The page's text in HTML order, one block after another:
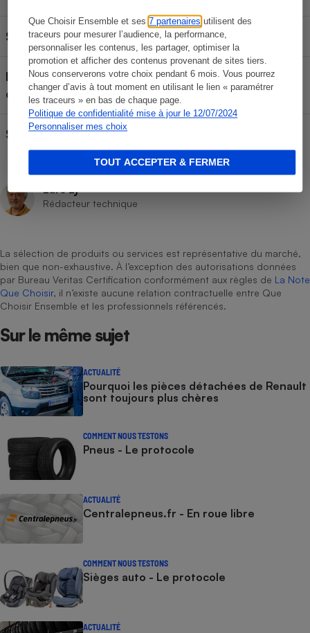
Que Choisir Ensemble et ses7 partenaires utilisent des
traceurs pour mesurer l’audience, la performance,
personnaliser les contenus, les partager, optimiser la
promotion et afficher des contenus provenant de sites tiers.
Nous conserverons votre choix pendant 6 mois. Vous pourrez
changer d’avis à tout moment en utilisant le lien « paramétrer
les traceurs » en bas de chaque page.
Politique de confidentialité mise à jour le 12/07/2024
Personnaliser mes choix
TOUT ACCEPTER & FERMER
Siège homologué pour Enfant de 40 à 105 cm
Mode d'installation de la
configuration testée
Siège Isofix
Siège pivotant
Lars Ly
Rédacteur technique
La sélection de produits ou services est représentative du marché,
bien que non-exhaustive. À l’exception des autorisations données
par Bureau Veritas Certification conformément aux règles de La Note
Que Choisir, il n’existe aucune relation contractuelle entre Que
Choisir Ensemble et les professionnels référencés.
Sur le même sujet
ACTUALITÉ
Pourquoi les pièces détachées de Renault
sont toujours plus chères
COMMENT NOUS TESTONS
Pneus - Le protocole
ACTUALITÉ
Centralepneus.fr - En roue libre
COMMENT NOUS TESTONS
Sièges auto - Le protocole
ACTUALITÉ